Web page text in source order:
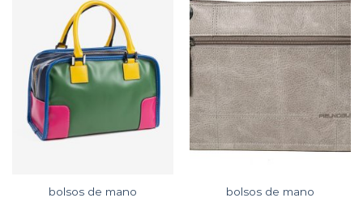
bolsos de mano bolsos de mano